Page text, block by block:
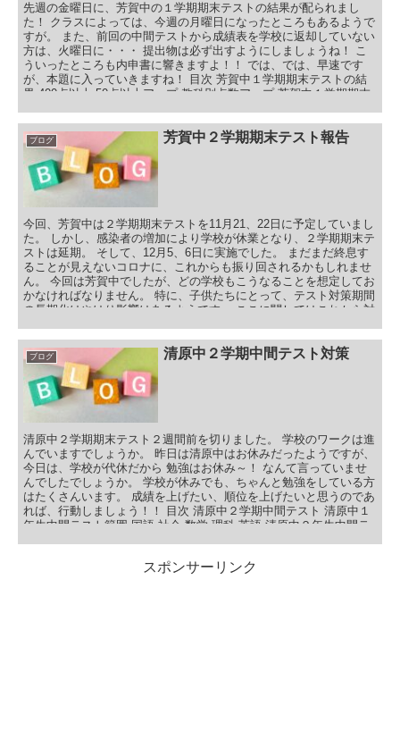
先週の金曜日に、芳賀中の１学期期末テストの結果が配られまし
た！ クラスによっては、今週の月曜日になったところもあるようで
すが。 また、前回の中間テストから成績表を学校に返却していない
方は、火曜日に・・・ 提出物は必ず出すようにしましょうね！ こ
ういったところも内申書に響きますよ！！ では、では、早速です
が、本題に入っていきますね！ 目次 芳賀中１学期期末テストの結
果 400点以上 50点以上アップ 教科別点数アップ 芳賀中１学期期末
ブログ 芳賀中２学期期末テスト報告
今回、芳賀中は２学期期末テストを11月21、22日に予定していまし
た。 しかし、感染者の増加により学校が休業となり、２学期期末テ
ストは延期。 そして、12月5、6日に実施でした。 まだまだ終息す
ることが見えないコロナに、これからも振り回されるかもしれませ
ん。 今回は芳賀中でしたが、どの学校もこうなることを想定してお
かなければなりません。 特に、子供たちにとって、テスト対策期間
の長期化はやはり影響はあるようです。 ここに関してはこれから対
期末テストの報告 ５教科合計の点数アップ 国語の点数アップ 社会
の点数アップ 数学の点数アップ 理科の点数アップ 英語の点数アッ
プ 芳賀中２学期期末テスト報告まとめ
ブログ 清原中２学期中間テスト対策
清原中２学期期末テスト２週間前を切りました。 学校のワークは進
んでいますでしょうか。 昨日は清原中はお休みだったようですが、
今日は、学校が代休だから 勉強はお休み～！ なんて言っていませ
んでしたでしょうか。 学校が休みでも、ちゃんと勉強をしている方
はたくさんいます。 成績を上げたい、順位を上げたいと思うのであ
れば、行動しましょう！！ 目次 清原中２学期中間テスト 清原中１
年生中間テスト範囲 国語 社会 数学 理科 英語 清原中２年生中間テ
スポンサーリンク